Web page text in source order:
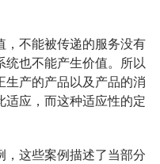
，不能被传递的服务没有
统也不能产生价值。所以
生产的产品以及产品的消
适应，而这种适应性的定
，这些案例描述了当部分